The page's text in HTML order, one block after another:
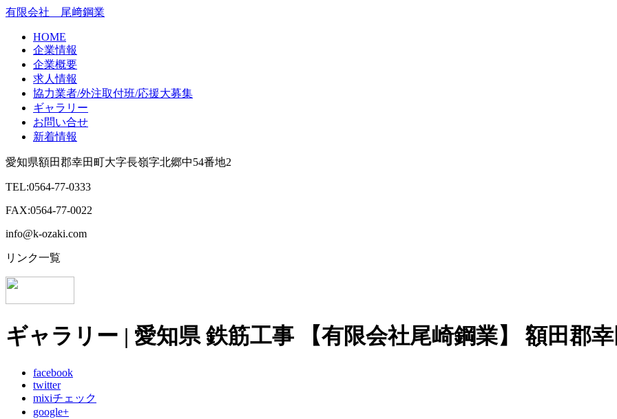
有限会社 尾﨑鋼業
HOME
企業情報
企業概要
求人情報
協力業者/外注取付班/応援大募集
ギャラリー
お問い合せ
新着情報
愛知県額田郡幸田町大字長嶺字北郷中54番地2
TEL:0564-77-0333
FAX:0564-77-0022
info@k-ozaki.com
リンク一覧
ギャラリー | 愛知県 鉄筋工事 【有限会社尾崎鋼業】 額田郡
facebook
twitter
mixiチェック
google+